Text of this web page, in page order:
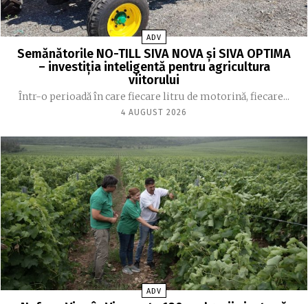
ADV
Semănătorile NO-TILL SIVA NOVA și SIVA OPTIMA
– investiția inteligentă pentru agricultura
viitorului
Într-o perioadă în care fiecare litru de motorină, fiecare...
4 AUGUST 2026
ADV